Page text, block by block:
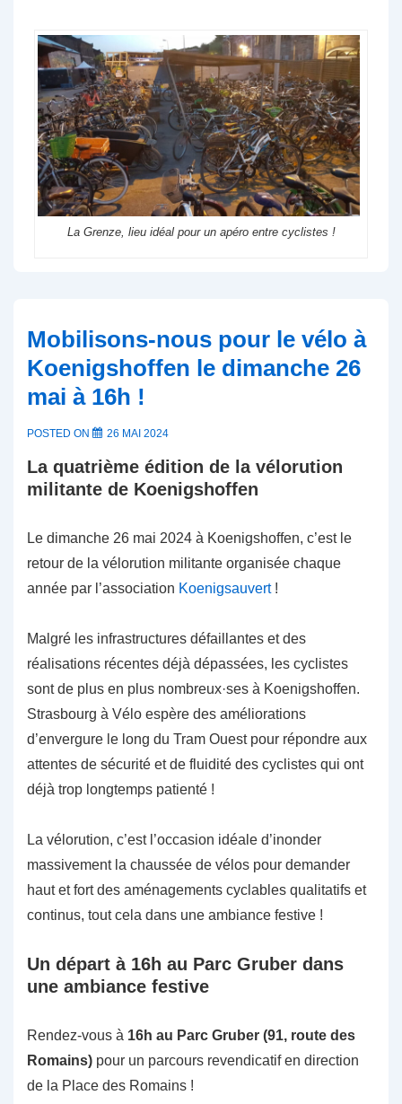
La Grenze, lieu idéal pour un apéro entre cyclistes !
Mobilisons-nous pour le vélo à
Koenigshoffen le dimanche 26
mai à 16h !
POSTED ON 26 MAI 2024
La quatrième édition de la vélorution
militante de Koenigshoffen
Le dimanche 26 mai 2024 à Koenigshoffen, c’est le
retour de la vélorution militante organisée chaque
année par l’association Koenigsauvert!
Malgré les infrastructures défaillantes et des
réalisations récentes déjà dépassées, les cyclistes
sont de plus en plus nombreux·ses à Koenigshoffen.
Strasbourg à Vélo espère des améliorations
d’envergure le long du Tram Ouest pour répondre aux
attentes de sécurité et de fluidité des cyclistes qui ont
déjà trop longtemps patienté !
La vélorution, c’est l’occasion idéale d’inonder
massivement la chaussée de vélos pour demander
haut et fort des aménagements cyclables qualitatifs et
continus, tout cela dans une ambiance festive !
Un départ à 16h au Parc Gruber dans
une ambiance festive
Rendez-vous à 16h au Parc Gruber (91, route des
Romains) pour un parcours revendicatif en direction
de la Place des Romains !